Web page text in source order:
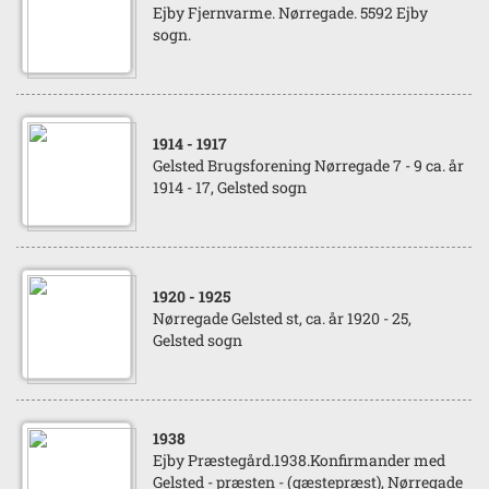
Ejby Fjernvarme. Nørregade. 5592 Ejby
sogn.
1914 - 1917
Gelsted Brugsforening Nørregade 7 - 9 ca. år
1914 - 17, Gelsted sogn
1920 - 1925
Nørregade Gelsted st, ca. år 1920 - 25,
Gelsted sogn
1938
Ejby Præstegård.1938.Konfirmander med
Gelsted - præsten - (gæstepræst), Nørregade